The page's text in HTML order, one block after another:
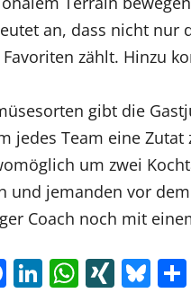
an, dass nicht nur
zählt. Hinzu
gibt die
jedes Team eine
um zwei
und jemanden vor
Coach noch mit
Facebook
LinkedIn
XING